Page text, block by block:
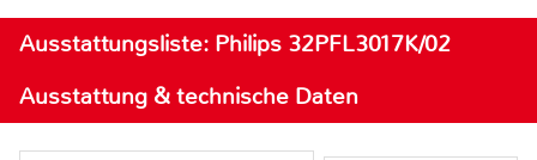
Ausstattungsliste: Philips 32PFL3017K/02
Ausstattung & technische Daten